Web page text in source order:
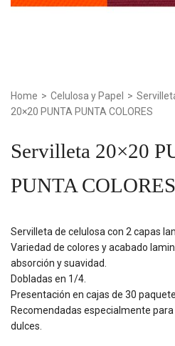
Home > Celulosa y Papel >
20×20 PUNTA PUNTA COLORES
Servilleta 20×20
PUNTA COLORES
Servilleta de celulosa con 2 capas
Variedad de colores y acabado
absorción y suavidad.
Dobladas en 1/4.
Presentación en cajas de 30
Recomendadas especialmente
dulces.